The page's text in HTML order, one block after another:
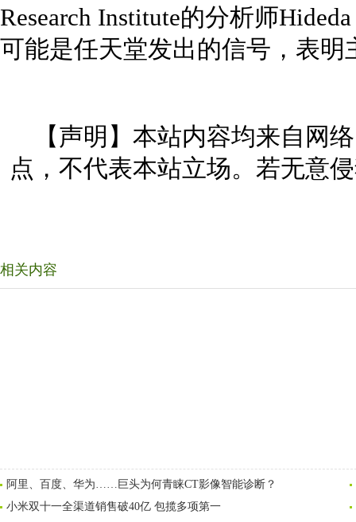
Research Institute的分析师
可能是任天堂发出的信号，表
【声明】本站内容均来自网
点，不代表本站立场。若无意
相关内容
阿里、百度、华为……巨头为何青睐CT影像智能诊断？
小米双十一全渠道销售破40亿 包揽多项第一